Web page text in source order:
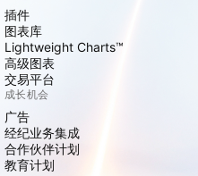
插件
图表库
Lightweight Charts™
高级图表
交易平台
成长机会
广告
经纪业务集成
合作伙伴计划
教育计划